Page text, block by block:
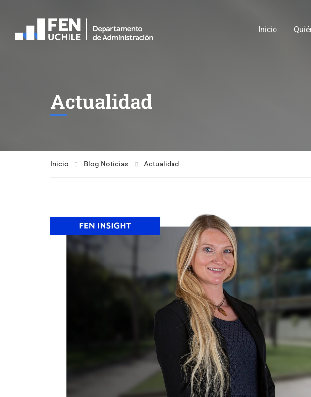
Inicio
Actualidad
Inicio Blog Noticias Actualidad